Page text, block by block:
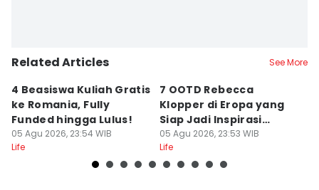
Related Articles See More
4 Beasiswa Kuliah Gratis
ke Romania, Fully
Funded hingga Lulus!
05 Agu 2026, 23:54 WIB
Life
7 OOTD Rebecca
Klopper di Eropa yang
Siap Jadi Inspirasi
Summer Look
05 Agu 2026, 23:53 WIB
Life